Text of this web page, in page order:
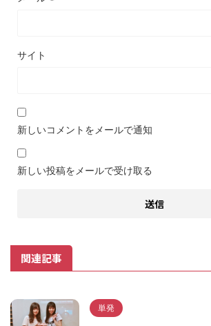
サイト
新しいコメントをメールで通知
新しい投稿をメールで受け取る
関連記事
単発